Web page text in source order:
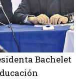
Bachelet